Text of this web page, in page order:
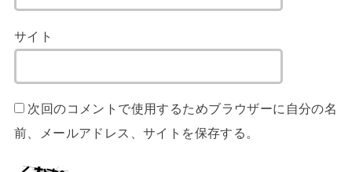
サイト
次回のコメントで使用するためブラウザーに自分の名
前、メールアドレス、サイトを保存する。